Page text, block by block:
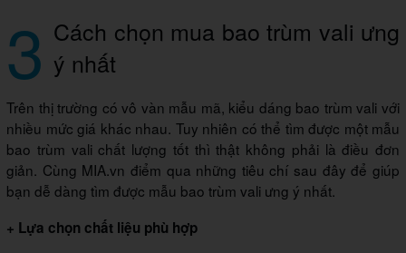
3 Cách chọn mua bao trùm vali ưng
ý nhất
Trên thị trường có vô vàn mẫu mã, kiểu dáng bao trùm vali với
nhiều mức giá khác nhau. Tuy nhiên có thể tìm được một mẫu
bao trùm vali chất lượng tốt thì thật không phải là điều đơn
giản. Cùng MIA.vn điểm qua những tiêu chí sau đây để giúp
bạn dễ dàng tìm được mẫu bao trùm vali ưng ý nhất.
+ Lựa chọn chất liệu phù hợp